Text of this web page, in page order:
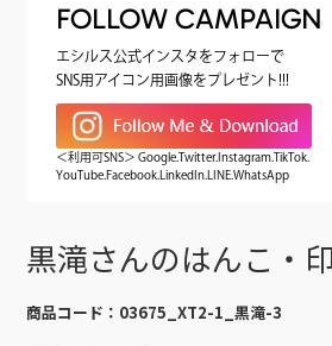
FOLLOW CAMPAIGN
エシルス公式インスタをフォローで
SNS用アイコン用画像をプレゼント!!!
＜利用可SNS＞ Google.Twitter.Instagram.TikTok.
YouTube.Facebook.LinkedIn.LINE.WhatsApp
黒滝さんのはんこ・
商品コード： 03675_XT2-1_黒滝-3